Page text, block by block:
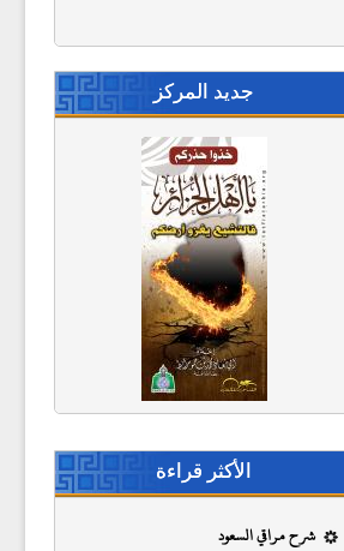
جديد المركز
الأكثر قراءة
شرح مراقي السعود